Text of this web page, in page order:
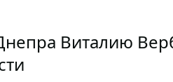
Виталию